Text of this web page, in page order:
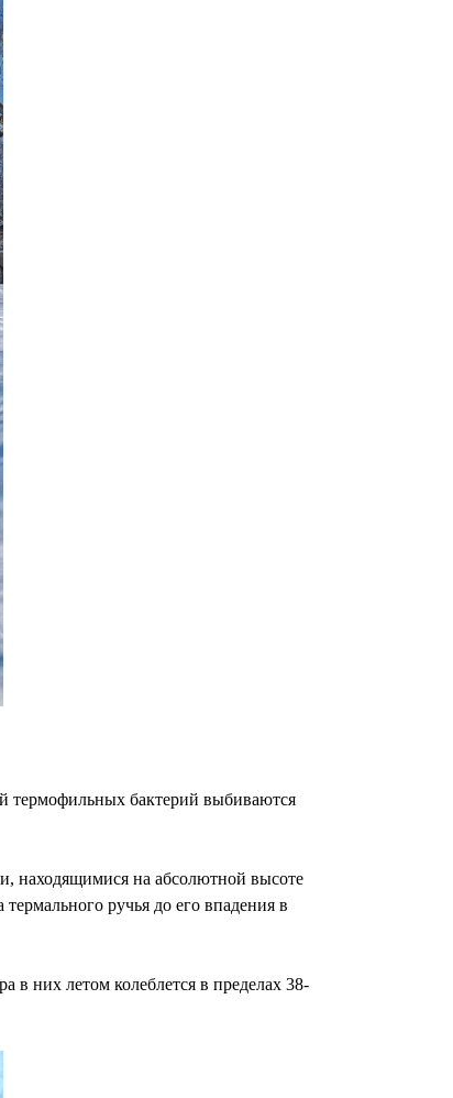
термофильных бактерий выбиваются
находящимися на абсолютной высоте
ручья до его впадения в
в них летом колеблется в пределах 38-